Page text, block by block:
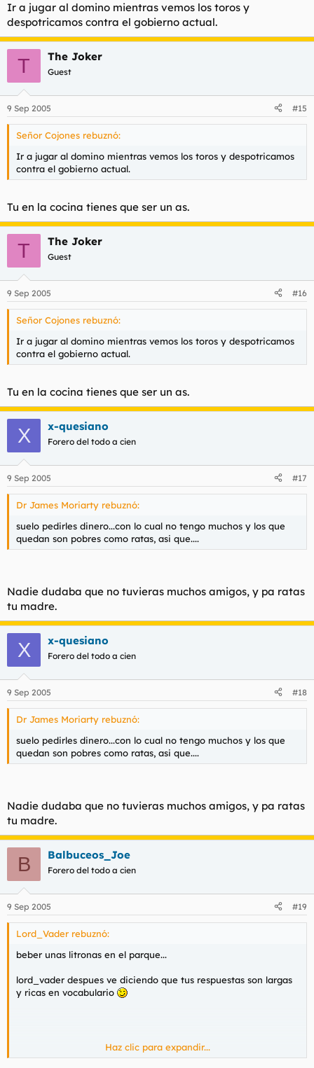
Ir a jugar al domino mientras vemos los toros y
despotricamos contra el gobierno actual.
T The Joker
Guest
9 Sep 2005 #15
Señor Cojones rebuznó:
Ir a jugar al domino mientras vemos los toros y despotricamos
contra el gobierno actual.
Tu en la cocina tienes que ser un as.
T The Joker
Guest
9 Sep 2005 #16
Señor Cojones rebuznó:
Ir a jugar al domino mientras vemos los toros y despotricamos
contra el gobierno actual.
Tu en la cocina tienes que ser un as.
X x-quesiano
Forero del todo a cien
9 Sep 2005 #17
Dr James Moriarty rebuznó:
suelo pedirles dinero...con lo cual no tengo muchos y los que
quedan son pobres como ratas, asi que....
Nadie dudaba que no tuvieras muchos amigos, y pa ratas
tu madre.
X x-quesiano
Forero del todo a cien
9 Sep 2005 #18
Dr James Moriarty rebuznó:
suelo pedirles dinero...con lo cual no tengo muchos y los que
quedan son pobres como ratas, asi que....
Nadie dudaba que no tuvieras muchos amigos, y pa ratas
tu madre.
B Balbuceos_Joe
Forero del todo a cien
9 Sep 2005 #19
Lord_Vader rebuznó:
beber unas litronas en el parque...
lord_vader despues ve diciendo que tus respuestas son largas
y ricas en vocabulario
Haz clic para expandir...